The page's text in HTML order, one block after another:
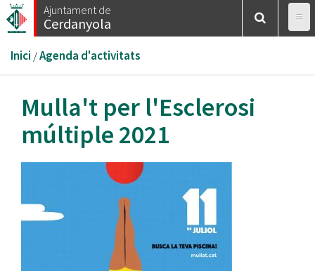
Vés
al
Ajuntament de
Cerdanyola
Esteu
aquí
Inici /Agenda d'activitats
Mulla't per l'Esclerosi
múltiple 2021